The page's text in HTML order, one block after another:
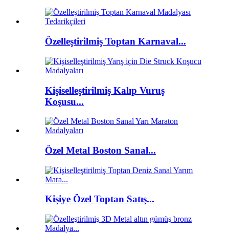
Özelleştirilmiş Toptan Karnaval...
Kişiselleştirilmiş Kalıp Vuruş
Koşusu...
Özel Metal Boston Sanal...
Kişiye Özel Toptan Satış...